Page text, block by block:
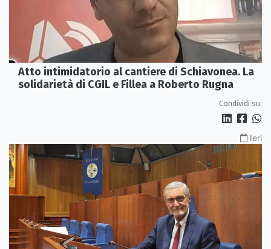
Atto intimidatorio al cantiere di Schiavonea. La
solidarietà di CGIL e Fillea a Roberto Rugna
Condividi su:
Ieri